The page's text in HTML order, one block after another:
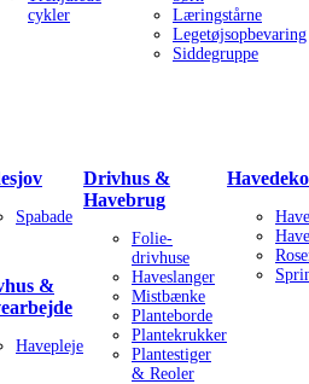
cykler
Læringstårne
Legetøjsopbevaring
Siddegruppe
Spabade
&
Havepleje
Drivhus &
Havebrug
Folie-
drivhuse
Haveslanger
Mistbænke
Planteborde
Plantekrukker
Plantestiger
& Reoler